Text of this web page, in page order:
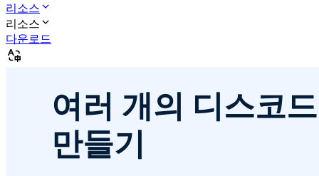
리소스
리소스
다운로드
여러 개의 디스코
만들기